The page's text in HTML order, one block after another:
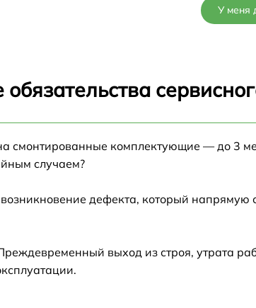
Infinix Hot 11
стекла Infinix Hot 11
У меня
смонтированные комплектующие — до 3
случаем?
дефекта, который
выход из строя, утрата